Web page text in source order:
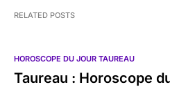
RELATED POSTS
HOROSCOPE DU JOUR TAUREAU
Taureau : Horoscope